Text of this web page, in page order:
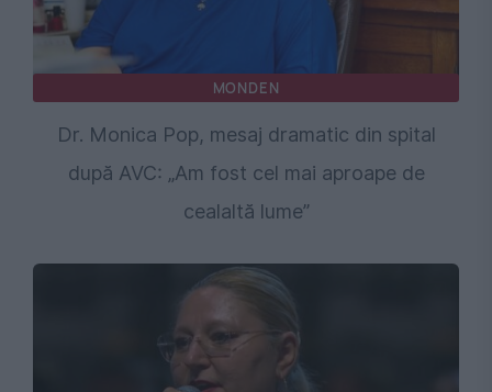
MONDEN
Dr. Monica Pop, mesaj dramatic din spital
după AVC: „Am fost cel mai aproape de
cealaltă lume”